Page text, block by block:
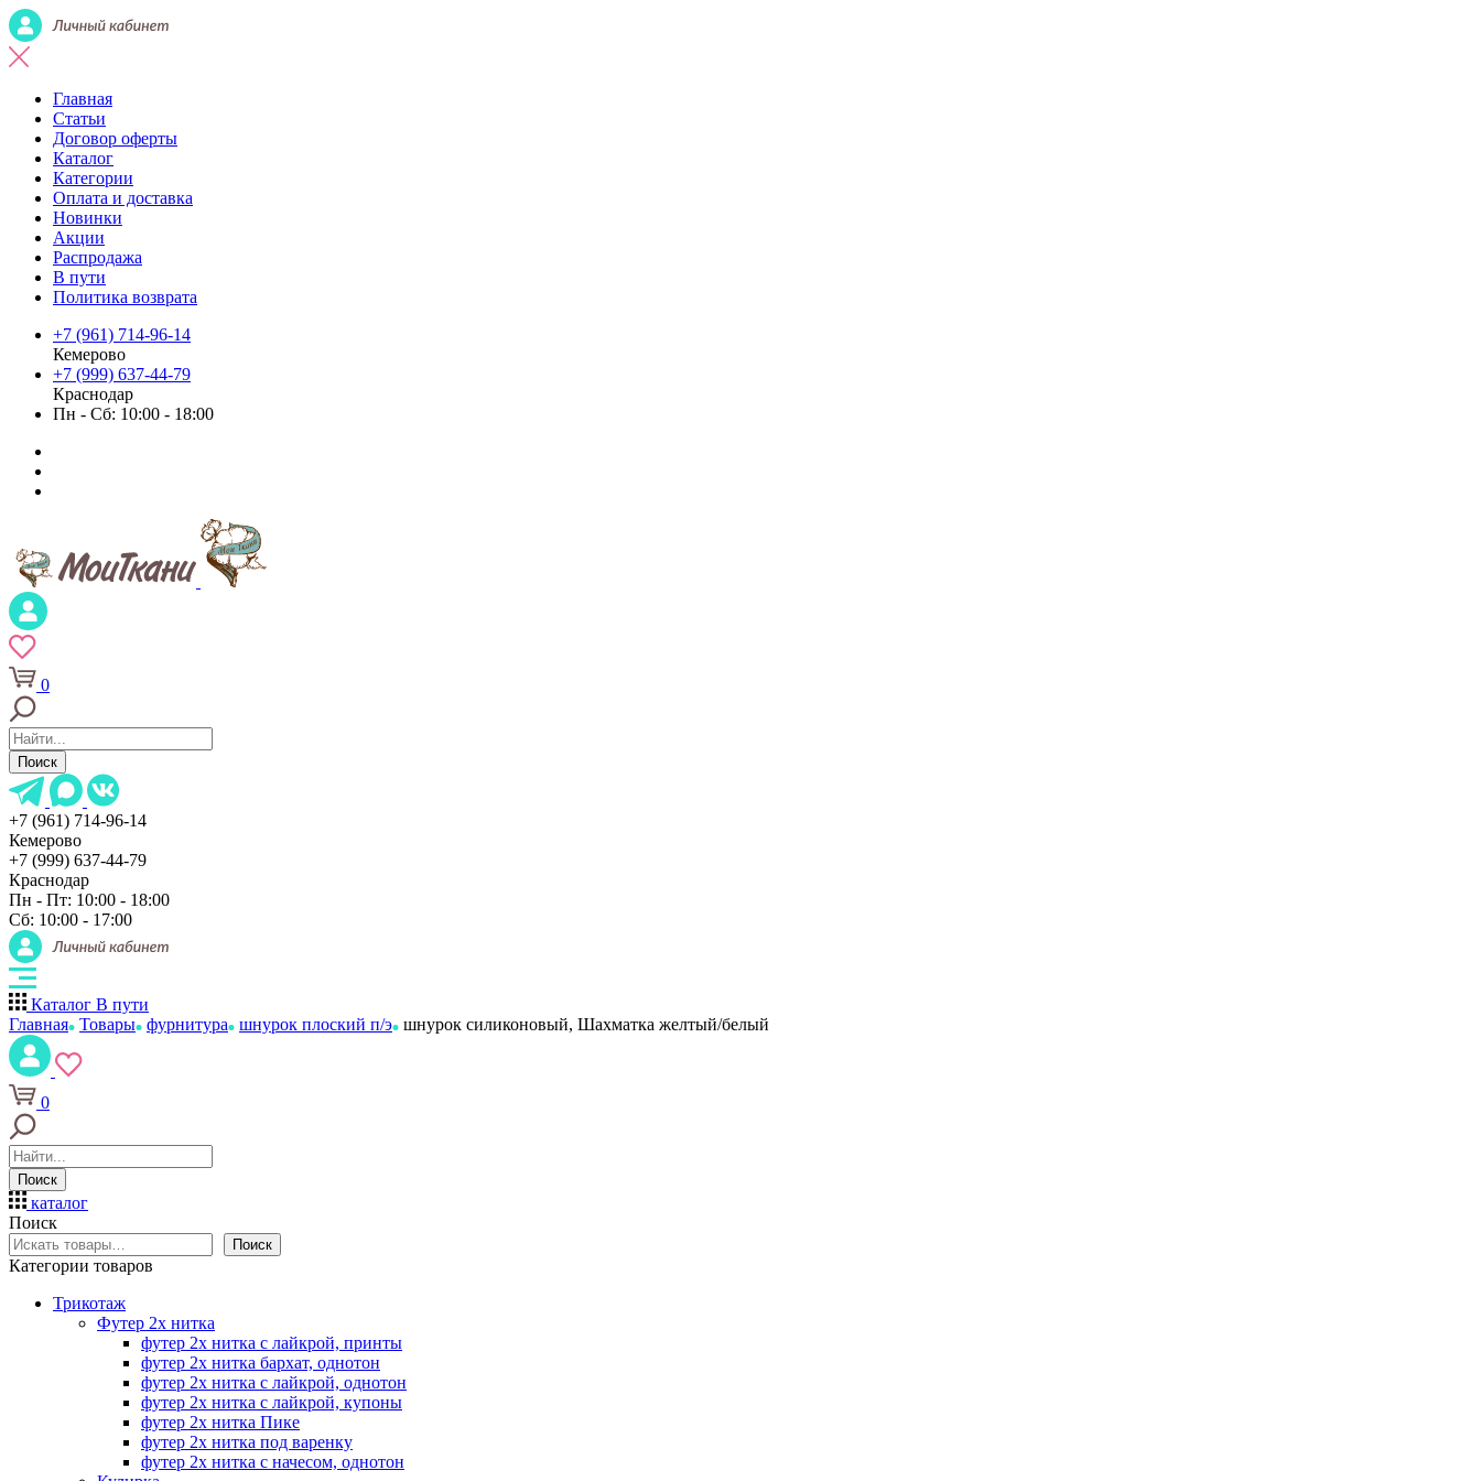
Главная
Статьи
Договор оферты
Каталог
Категории
Оплата и доставка
Новинки
Акции
Распродажа
В пути
Политика возврата
+7 (961) 714-96-14
Кемерово
+7 (999) 637-44-79
Краснодар
Пн - Сб: 10:00 - 18:00
0
Поиск
+7 (961) 714-96-14
Кемерово
+7 (999) 637-44-79
Краснодар
Пн - Пт: 10:00 - 18:00
Сб: 10:00 - 17:00
Каталог В пути
Главная Товары фурнитура шнурок плоский п/э шнурок силиконовый, Шахматка желтый/белый
0
Поиск
каталог
Поиск
Поиск
Категории товаров
Трикотаж
Футер 2х нитка
футер 2х нитка с лайкрой, принты
футер 2х нитка бархат, однотон
футер 2х нитка с лайкрой, однотон
футер 2х нитка с лайкрой, купоны
футер 2х нитка Пике
футер 2х нитка под варенку
футер 2х нитка с начесом, однотон